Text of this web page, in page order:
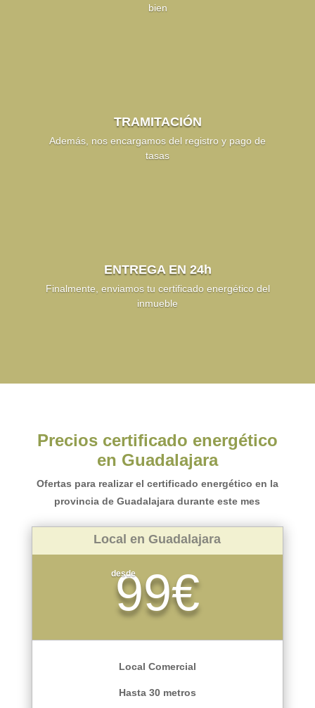
bien
TRAMITACIÓN
Además, nos encargamos del registro y pago de
tasas
ENTREGA EN 24h
Finalmente, enviamos tu certificado energético del
inmueble
Precios certificado energético
en Guadalajara
Ofertas para realizar el certificado energético en la
provincia de Guadalajara durante este mes
Local en Guadalajara
desde
99€
Local Comercial
Hasta 30 metros